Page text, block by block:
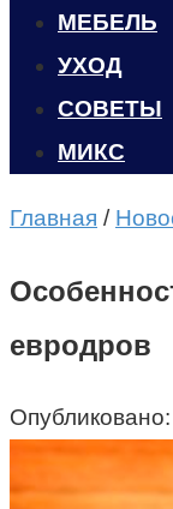
МЕБЕЛЬ
УХОД
CОВЕТЫ
МИКС
Главная /
евродров
Опубликовано: